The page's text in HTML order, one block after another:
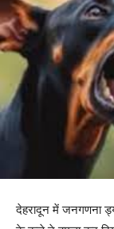
देहरादून में जनगणना